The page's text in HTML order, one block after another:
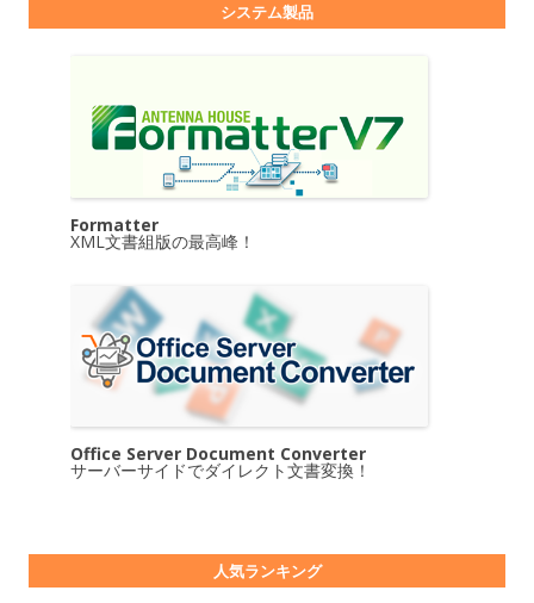
システム製品
Formatter
XML文書組版の最高峰！
Office Server Document Converter
サーバーサイドでダイレクト文書変換！
人気ランキング